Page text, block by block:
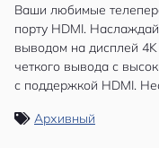
Ваши любимые
порту HDMI.
выводом на дисплей
четкого вывода с
с поддержкой HDMI.
Архивный